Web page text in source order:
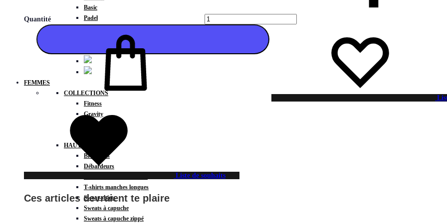
Basic
Padel
FEMMES
COLLECTIONS
Fitness
Gravity
HAUTS
Brassières
Débardeurs
T-shirts manches longues
Sweat-shirts
Sweats à capuche
Sweats à capuche zippé
Quantité
Liste de souhaits
Ces articles devraient te plaire